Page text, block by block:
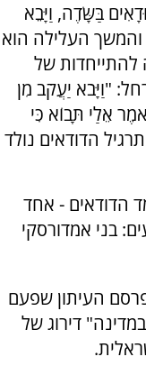
בַּשָּׂדֶה, וַיָּבֵא
העלילה הוא
להתייחדות של
"וַיָּבֹא יַעֲקֹב מִן
אֵלַי תָּבוֹא כִּי
הדודאים נולד
הדודאים - אחד
בני אמדורסקי
העיתון שפעם
דירוג של